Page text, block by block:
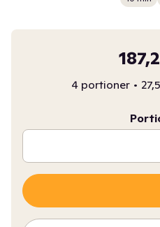
4 portioner •